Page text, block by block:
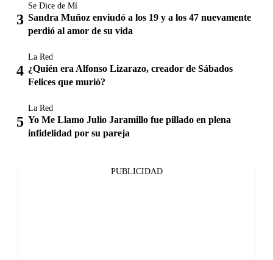
Se Dice de Mí
Sandra Muñoz enviudó a los 19 y a los 47 nuevamente
perdió al amor de su vida
La Red
¿Quién era Alfonso Lizarazo, creador de Sábados
Felices que murió?
La Red
Yo Me Llamo Julio Jaramillo fue pillado en plena
infidelidad por su pareja
PUBLICIDAD